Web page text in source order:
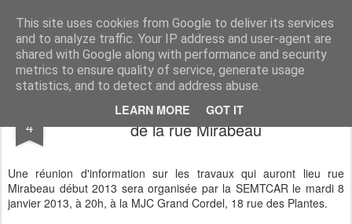
This site uses cookies from Google to deliver its services
and to analyze traffic. Your IP address and user-agent are
shared with Google along with performance and security
metrics to ensure quality of service, generate usage
statistics, and to detect and address abuse.
LEARN MORE GOT IT
Sauvons les Longs Champs ! Les habitants des Longs Champs sont pour le métro, mais veulent que celui-ci s'insère de manière respectueuse de leur environnement.
4
Réunion d'information pour les riverains
de la rue Mirabeau
Une réunion d'information sur les travaux qui auront lieu rue
Mirabeau début 2013 sera organisée par la SEMTCAR le mardi 8
janvier 2013, à 20h, à la MJC Grand Cordel, 18 rue des Plantes.